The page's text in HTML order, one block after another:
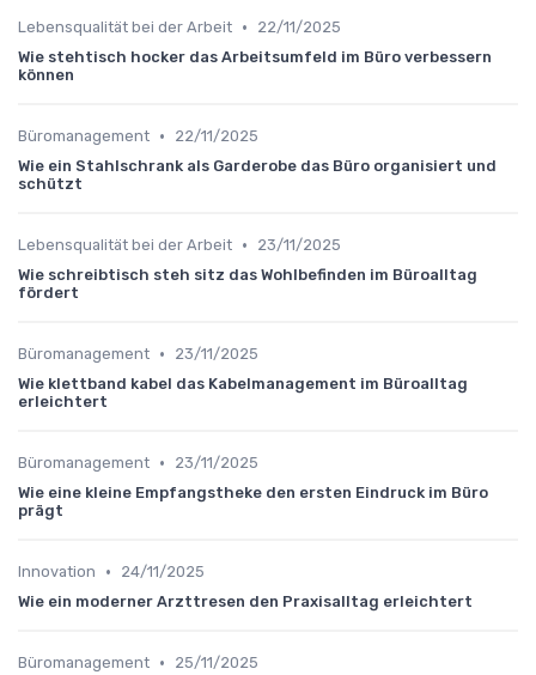
Lebensqualität bei der Arbeit •
22/11/2025
Wie stehtisch hocker das Arbeitsumfeld im Büro verbessern
können
Büromanagement •
22/11/2025
Wie ein Stahlschrank als Garderobe das Büro organisiert und
schützt
Lebensqualität bei der Arbeit •
23/11/2025
Wie schreibtisch steh sitz das Wohlbefinden im Büroalltag
fördert
Büromanagement •
23/11/2025
Wie klettband kabel das Kabelmanagement im Büroalltag
erleichtert
Büromanagement •
23/11/2025
Wie eine kleine Empfangstheke den ersten Eindruck im Büro
prägt
Innovation •
24/11/2025
Wie ein moderner Arzttresen den Praxisalltag erleichtert
Büromanagement •
25/11/2025